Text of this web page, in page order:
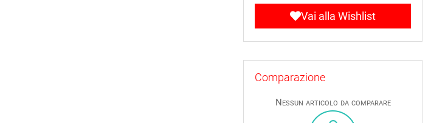
Vai alla Wishlist
Comparazione
Nessun articolo da comparare